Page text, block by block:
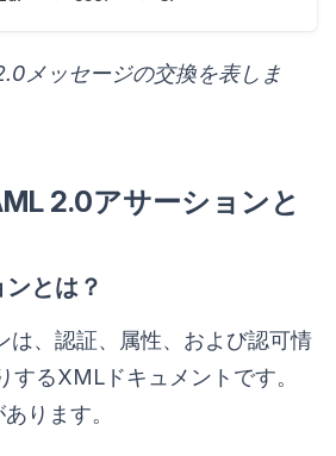
メッセージの交換を表しま
2.0アサーションと
とは？
は、認証、属性、および認可情
するXMLドキュメントです。
ります。